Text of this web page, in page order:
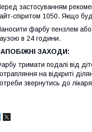
застосуванням
спіритом 1050. Якщо
фарбу пензлем або
в 24 години.
ЗАХОДИ:
тримати подалі від
на відкриті
звернутись до